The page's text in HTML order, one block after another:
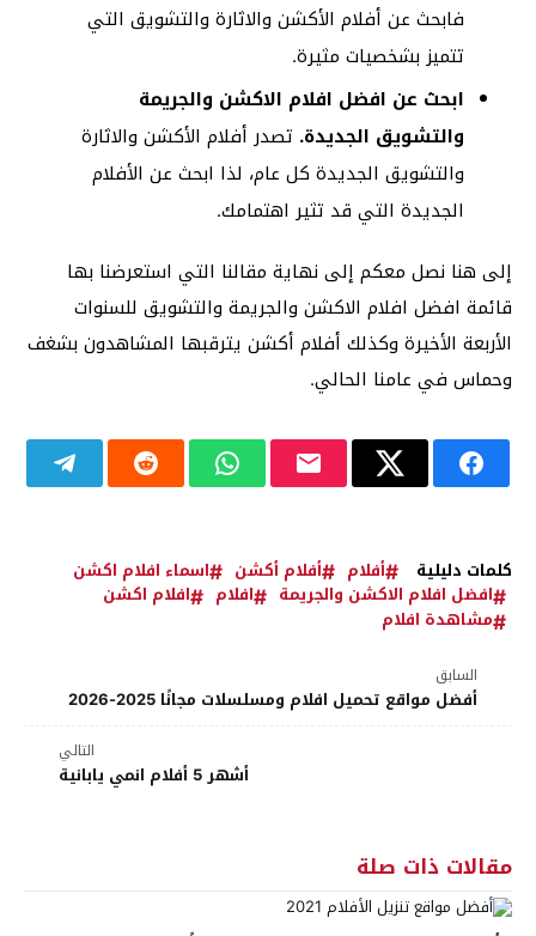
فابحث عن أفلام الأكشن والاثارة والتشويق التي
تتميز بشخصيات مثيرة.
ابحث عن افضل افلام الاكشن والجريمة
والتشويق الجديدة. تصدر أفلام الأكشن والاثارة
والتشويق الجديدة كل عام، لذا ابحث عن الأفلام
الجديدة التي قد تثير اهتمامك.
إلى هنا نصل معكم إلى نهاية مقالنا التي استعرضنا بها
قائمة افضل افلام الاكشن والجريمة والتشويق للسنوات
الأربعة الأخيرة وكذلك أفلام أكشن يترقبها المشاهدون بشغف
وحماس في عامنا الحالي.
كلمات دليلية أفلام أفلام أكشن
اسماء افلام اكشن
افضل افلام الاكشن والجريمة
افلام
افلام اكشن
مشاهدة افلام
السابق
أفضل مواقع تحميل افلام ومسلسلات مجانًا 2025-2026
التالي
أشهر 5 أفلام انمي يابانية
مقالات ذات صلة